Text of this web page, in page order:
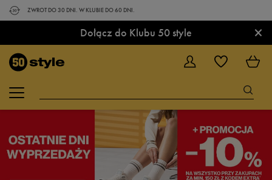
ZWROT DO 30 DNI. W KLUBIE DO 60 DNI.
Dołącz do Klubu 50 style ×